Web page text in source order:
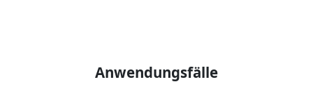
Anwendungsfälle